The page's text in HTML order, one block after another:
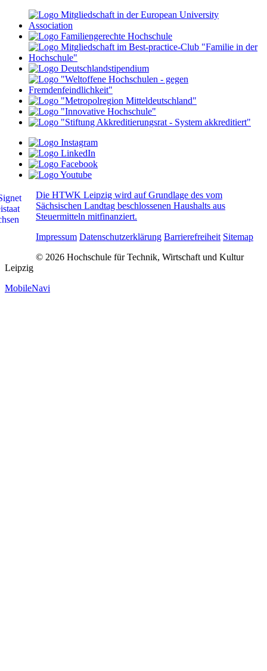
Die HTWK Leipzig wird auf Grundlage des vom
Sächsischen Landtag beschlossenen Haushalts aus
Steuermitteln mitfinanziert.
Impressum Datenschutzerklärung Barrierefreiheit Sitemap
© 2026 Hochschule für Technik, Wirtschaft und Kultur
Leipzig
MobileNavi